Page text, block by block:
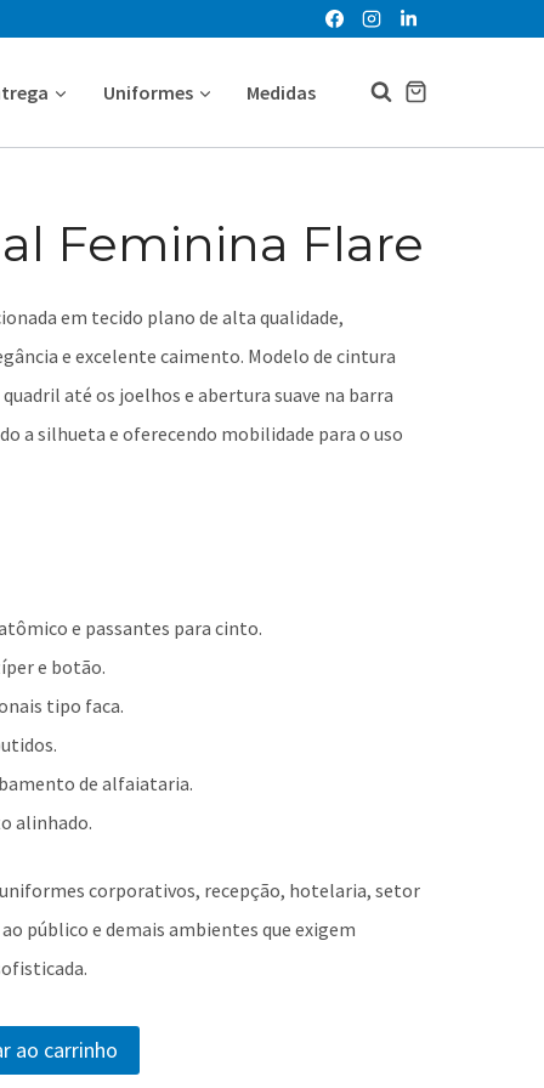
Uniformes Medidas
Feminina Flare
em tecido plano de alta qualidade,
e excelente caimento. Modelo de cintura
até os joelhos e abertura suave na barra
a silhueta e oferecendo mobilidade para o uso
e passantes para cinto.
e botão.
tipo faca.
de alfaiataria.
alinhado.
corporativos, recepção, hotelaria, setor
público e demais ambientes que exigem
ao carrinho